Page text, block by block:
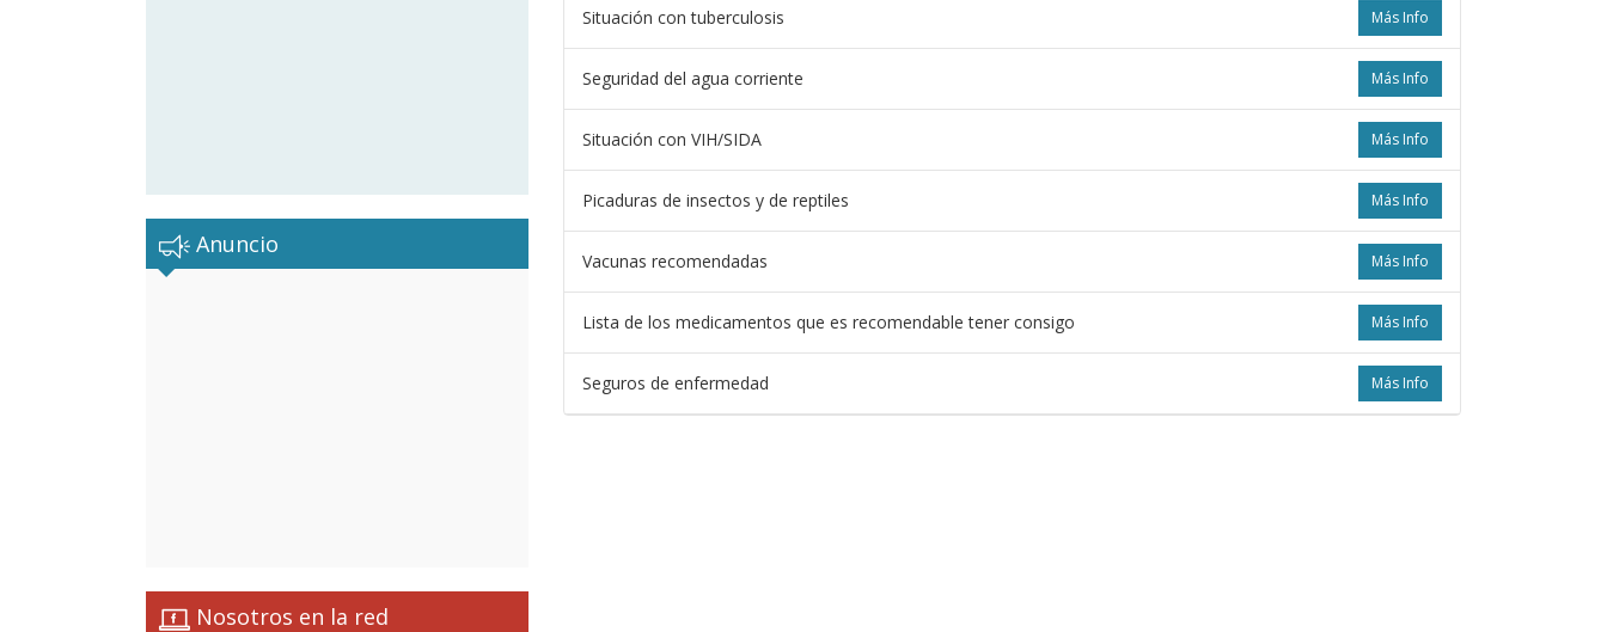
Anuncio
Nosotros en la red
Más Info
Situación con tuberculosis
Más Info
Seguridad del agua corriente
Más Info
Situación con VIH/SIDA
Más Info
Picaduras de insectos y de reptiles
Más Info
Vacunas recomendadas
Más Info
Lista de los medicamentos que es recomendable tener consigo
Más Info
Seguros de enfermedad